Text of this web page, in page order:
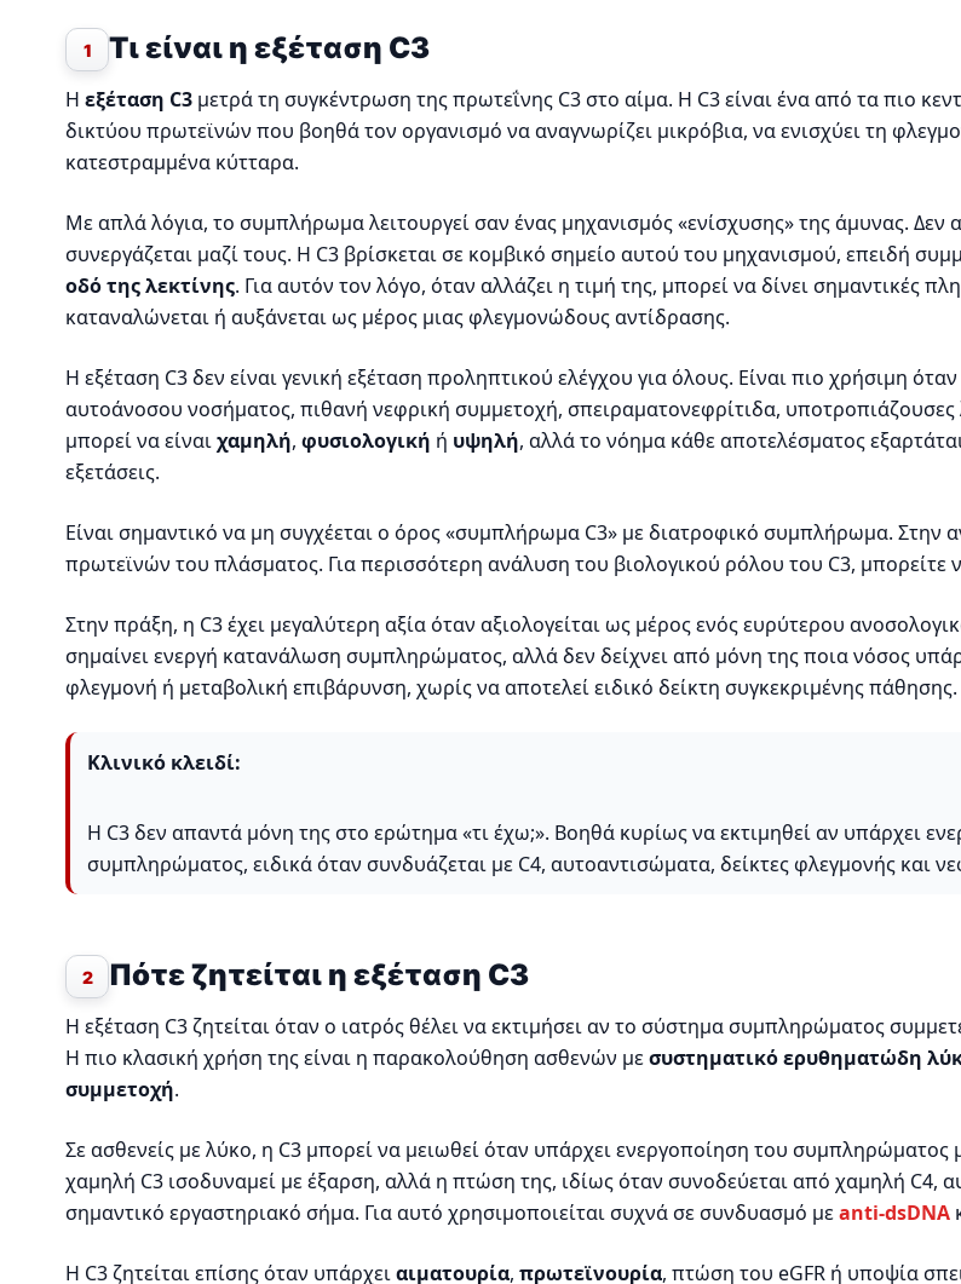
1 Τι είναι η εξέταση C3
Η εξέταση C3 μετρά τη συγκέντρωση της πρωτεΐνης C3 στο αίμα. Η C3 είναι ένα από τα πιο
δικτύου πρωτεϊνών που βοηθά τον οργανισμό να αναγνωρίζει μικρόβια, να ενισχύει τη
κατεστραμμένα κύτταρα.
Με απλά λόγια, το συμπλήρωμα λειτουργεί σαν ένας μηχανισμός «ενίσχυσης» της άμυνας.
συνεργάζεται μαζί τους. Η C3 βρίσκεται σε κομβικό σημείο αυτού του μηχανισμού, επειδή
οδό της λεκτίνης. Για αυτόν τον λόγο, όταν αλλάζει η τιμή της, μπορεί να δίνει σημαντικές
καταναλώνεται ή αυξάνεται ως μέρος μιας φλεγμονώδους αντίδρασης.
Η εξέταση C3 δεν είναι γενική εξέταση προληπτικού ελέγχου για όλους. Είναι πιο χρήσιμη
αυτοάνοσου νοσήματος, πιθανή νεφρική συμμετοχή, σπειραματονεφρίτιδα,
μπορεί να είναιχαμηλή, φυσιολογική ή υψηλή, αλλά το νόημα κάθε αποτελέσματος
εξετάσεις.
Είναι σημαντικό να μη συγχέεται ο όρος «συμπλήρωμα C3» με διατροφικό συμπλήρωμα. Στην
πρωτεϊνών του πλάσματος. Για περισσότερη ανάλυση του βιολογικού ρόλου του C3, μπορείτε
Στην πράξη, η C3 έχει μεγαλύτερη αξία όταν αξιολογείται ως μέρος ενός ευρύτερου
σημαίνει ενεργή κατανάλωση συμπληρώματος, αλλά δεν δείχνει από μόνη της ποια νόσος
φλεγμονή ή μεταβολική επιβάρυνση, χωρίς να αποτελεί ειδικό δείκτη συγκεκριμένης πάθησης.
Κλινικό κλειδί:
Η C3 δεν απαντά μόνη της στο ερώτημα «τι έχω;». Βοηθά κυρίως να εκτιμηθεί αν υπάρχει
συμπληρώματος, ειδικά όταν συνδυάζεται με C4, αυτοαντισώματα, δείκτες φλεγμονής και
2 Πότε ζητείται η εξέταση C3
Η εξέταση C3 ζητείται όταν ο ιατρός θέλει να εκτιμήσει αν το σύστημα συμπληρώματος
Η πιο κλασική χρήση της είναι η παρακολούθηση ασθενών μεσυστηματικό ερυθηματώδη
συμμετοχή.
Σε ασθενείς με λύκο, η C3 μπορεί να μειωθεί όταν υπάρχει ενεργοποίηση του
χαμηλή C3 ισοδυναμεί με έξαρση, αλλά η πτώση της, ιδίως όταν συνοδεύεται από χαμηλή C4,
σημαντικό εργαστηριακό σήμα. Για αυτό χρησιμοποιείται συχνά σε συνδυασμό μεanti-dsDNA
Η C3 ζητείται επίσης όταν υπάρχειαιματουρία, πρωτεϊνουρία, πτώση του eGFR ή υποψία